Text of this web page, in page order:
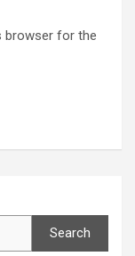
browser for the
Search